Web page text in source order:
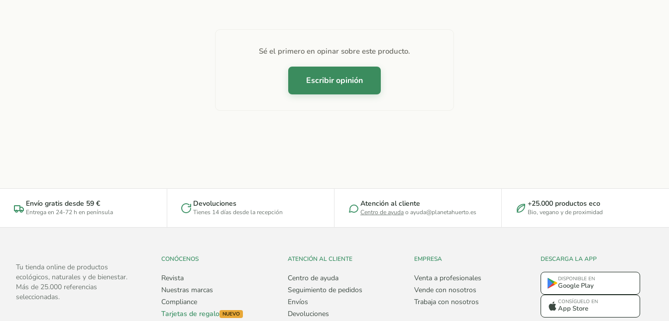
Sé el primero en opinar sobre este producto.
Escribir opinión
Envío gratis desde 59 €
Entrega en 24-72 h en península
Devoluciones
Tienes 14 días desde la recepción
Atención al cliente
Centro de ayudao ayuda@planetahuerto.es
+25.000 productos eco
Bio, vegano y de proximidad
Tu tienda online de productos
ecológicos, naturales y de bienestar.
Más de 25.000 referencias
seleccionadas.
CONÓCENOS
Revista
Nuestras marcas
Compliance
Tarjetas de regalo NUEVO
ATENCIÓN AL CLIENTE
Centro de ayuda
Seguimiento de pedidos
Envíos
Devoluciones
EMPRESA
Venta a profesionales
Vende con nosotros
Trabaja con nosotros
DESCARGA LA APP
DISPONIBLE EN
Google Play
CONSÍGUELO EN
App Store